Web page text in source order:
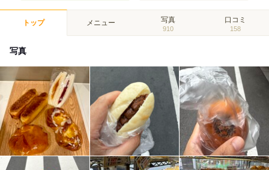
トップ メニュー 写真
910
口コミ
158
写真